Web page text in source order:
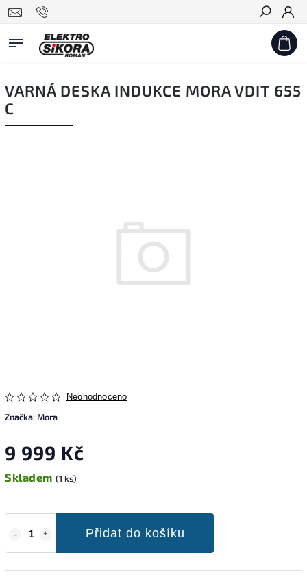
Hledat
VARNÁ DESKA INDUKCE MORA VDIT 655
C
Neohodnoceno
Značka:Mora
9 999 Kč
Skladem (1 ks)
Přidat do košíku